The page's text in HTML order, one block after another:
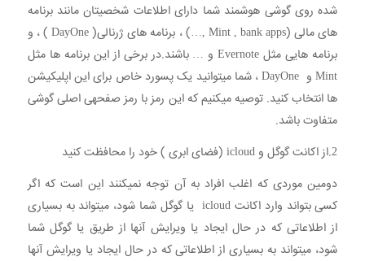
شده روی گوشی هوشمند شما دارای اطلاعات شخصیتان مانند برنامه
های مالی (Mint , bank apps ,…) ، برنامه های ژرنالی( DayOne ) ، و
برنامه هایی مثل Evernote و … باشند.در برخی از این برنامه ها مثل
Mint و DayOne ، شما میتوانید یک پسورد خاص برای این اپلیکیشن
ها انتخاب کنید. توصیه میکنیم که این رمز با رمز صفحهی اصلی گوشی
متفاوت باشد.
2.از اکانت گوگل و icloud (فضای ابری ) خود را محافظت کنید
دومین موردی که اغلب افراد به آن توجه نمیکنند این است که اگر
کسی بتواند وارد اکانت icloud یا گوگل شما شود، میتواند به بسیاری
از اطلاعاتی که در حال ایجاد یا ویرایش آنها از طریق یا گوگل شما
شود، میتواند به بسیاری از اطلاعاتی که در حال ایجاد یا ویرایش آنها